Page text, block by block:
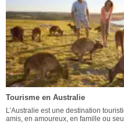
Tourisme en Australie
L’Australie est une destination
amis, en amoureux, en famille ou